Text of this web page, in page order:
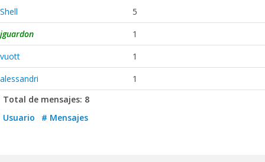
Shell
5
jguardon
1
vuott
1
alessandri
1
Total de mensajes: 8
Usuario
# Mensajes